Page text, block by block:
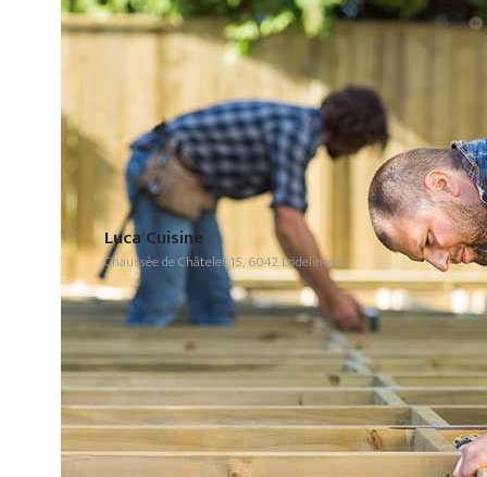
Luca Cuisine
Chaussée de Châtelet 15, 6042 Lodelinsart